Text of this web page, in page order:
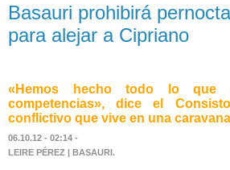
Basauri prohibirá
para alejar a Cipriano
«Hemos hecho todo lo que
competencias», dice el
conflictivo que vive en una caravana
06.10.12 - 02:14 -
LEIRE PÉREZ | BASAURI.